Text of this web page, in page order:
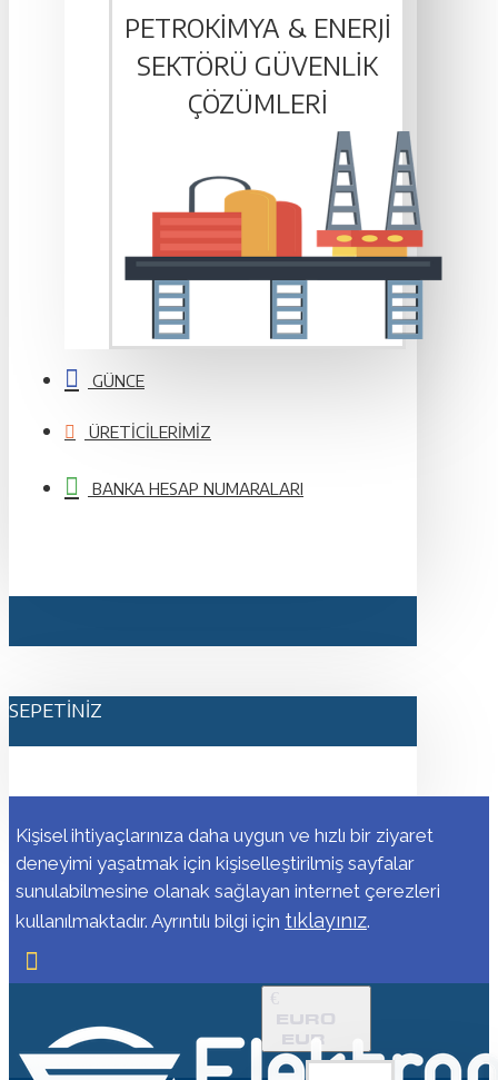
PETROKIMYA & ENERJI
SEKTÖRÜ GÜVENLIK
ÇÖZÜMLERI
GÜNCE
ÜRETICILERIMIZ
BANKA HESAP NUMARALARI
SEPETINIZ
Kişisel ihtiyaçlarınıza daha uygun ve hızlı bir ziyaret
deneyimi yaşatmak için kişiselleştirilmiş sayfalar
sunulabilmesine olanak sağlayan internet çerezleri
kullanılmaktadır. Ayrıntılı bilgi için tıklayınız.
€
EURO
EUR